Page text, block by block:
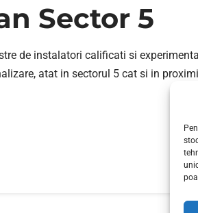
Sector 5
de instalatori calificati si
atat in sectorul 5 cat si in